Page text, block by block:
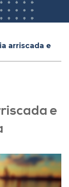
arriscada e
e